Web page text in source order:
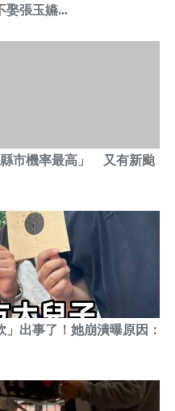
娶張玉嬿...
縣市機率最高」 又有新颱
出事了！她崩潰曝原因：